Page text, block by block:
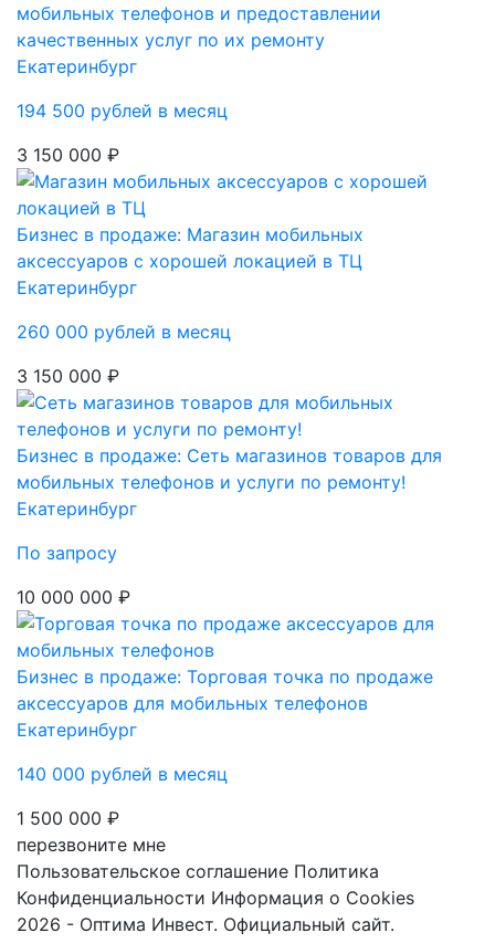
мобильных телефонов и предоставлении
качественных услуг по их ремонту
Екатеринбург
194 500 рублей в месяц
3 150 000 ₽
Бизнес в продаже: Магазин мобильных
аксессуаров с хорошей локацией в ТЦ
Екатеринбург
260 000 рублей в месяц
3 150 000 ₽
Бизнес в продаже: Сеть магазинов товаров для
мобильных телефонов и услуги по ремонту!
Екатеринбург
По запросу
10 000 000 ₽
Бизнес в продаже: Торговая точка по продаже
аксессуаров для мобильных телефонов
Екатеринбург
140 000 рублей в месяц
1 500 000 ₽
перезвоните мне
Пользовательское соглашение Политика
Конфиденциальности Информация о Cookies
2026 - Оптима Инвест. Официальный сайт.